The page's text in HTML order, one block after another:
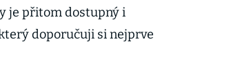
je přitom dostupný i
doporučuji si nejprve